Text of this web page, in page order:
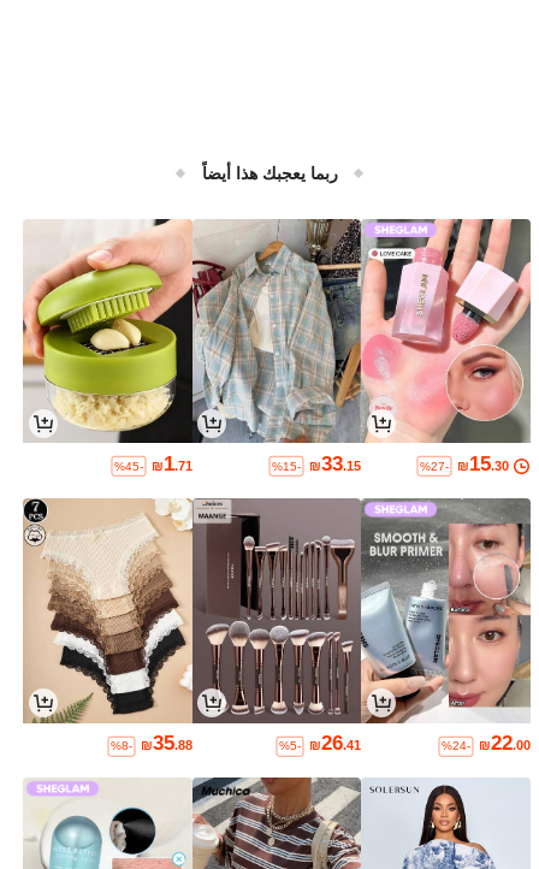
ربما يعجبك هذا أيضاً
₪15.30
%27-
₪33.15
%15-
₪1.71
%45-
₪22.00
%24-
₪26.41
%5-
₪35.88
%8-